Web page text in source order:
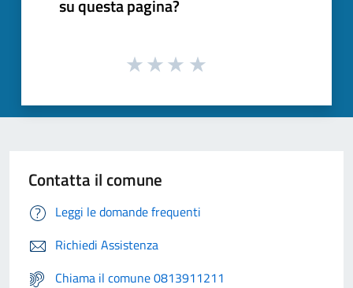
su questa pagina?
Contatta il comune
Leggi le domande frequenti
Richiedi Assistenza
Chiama il comune 0813911211